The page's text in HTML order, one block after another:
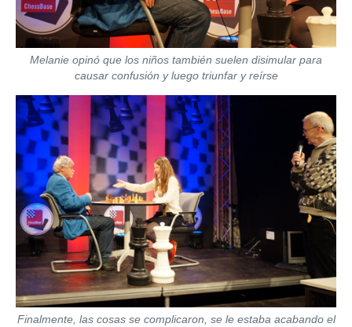
Melanie opinó que los niños también suelen disimular para
causar confusión y luego triunfar y reírse
Finalmente, las cosas se complicaron, se le estaba acabando el